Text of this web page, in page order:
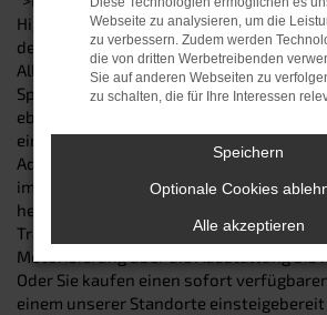
Highlight im Straßenverkehr – und die
der sich ultrainnovative
Alltagstauglichkeit wünscht. Träumen
Spitzenwagen mit hochmodernen
ebenso effizienten wie
einmaligem Fahrkomfort? Dann wenden
Adresse für fabrikfrische Hyundai i30 in
im Autohaus Schneider können Sie Ihre
hemmungslos ausleben und Ihr ganz
Traumfahrzeug individuell konfigurieren
Motorisierung über die Ausstattung bis
Oder Sie kaufen einen sofort
einem unserer Standorte
Webseite zu analysieren, um die
zu verbessern. Zudem werden
die von dritten Werbetreibenden
Sie auf anderen Webseiten zu
zu schalten, die für Ihre Interessen
Speichern
Optionale Cookies
Alle akzeptieren